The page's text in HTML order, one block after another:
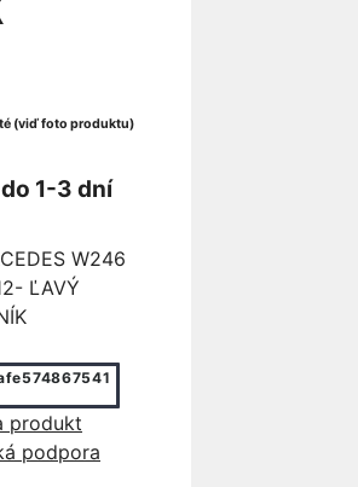
(viď foto produktu)
1-3 dní
W246
ĽAVÝ
produkt
podpora